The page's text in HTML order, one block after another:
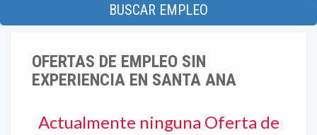
BUSCAR EMPLEO
OFERTAS DE EMPLEO SIN
EXPERIENCIA EN SANTA ANA
Actualmente ninguna Oferta de